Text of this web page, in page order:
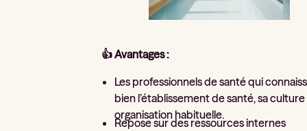
👍 Avantages :
Les professionnels de santé qui
bien l’établissement de santé, sa
organisation habituelle.
Repose sur des ressources internes